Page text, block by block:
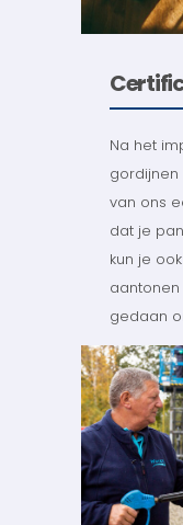
Na het
van ons
dat je
kun je
gedaan